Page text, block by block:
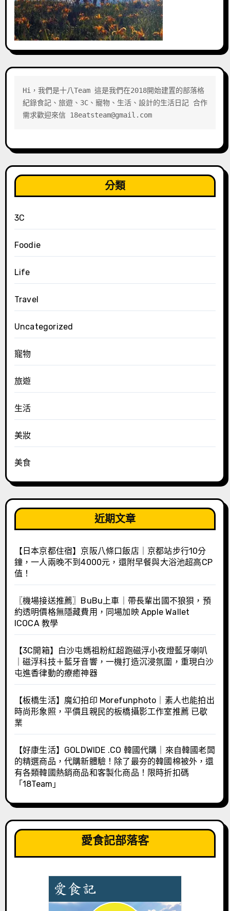
Hi，我們是十八Team 這是我們在2018開始建置的部落格
紀錄食記、旅遊、3C、寵物、生活、設計的生活日記 合作
需求歡迎來信 18eatsteam@gmail.com
分類
3C
Foodie
Life
Travel
Uncategorized
寵物
旅遊
生活
美妝
美食
近期文章
【日本京都住宿】京阪八條口飯店｜京都站步行10分
鐘，一人兩晚不到4000元，還附早餐與大浴池超高CP
值！
〖機場接送推薦〗BuBu上車｜帶長輩出國不狼狽，預
約透明價格無隱藏費用，同場加映 Apple Wallet
ICOCA 教學
【3C開箱】白沙屯媽祖粉紅超跑磁浮小夜燈藍牙喇叭
｜磁浮科技＋藍牙音響，一機打造沉浸氛圍，重現白沙
屯進香律動的療癒神器
【板橋生活】魔幻拍印 Morefunphoto｜素人也能拍出
時尚形象照，平價且親民的板橋攝影工作室推薦 已歇
業
【好康生活】GOLDWIDE .CO 韓國代購｜來自韓國老闆
的精選商品，代購新體驗！除了最夯的韓國棉被外，還
有各類韓國熱銷商品和客製化商品！限時折扣碼
「18Team」
愛食記部落客